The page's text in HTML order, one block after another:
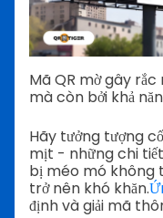
Mã QR mờ gây
mà còn bởi khả
Hãy tưởng tượng
mịt - những chi
bị méo mó không
trở nên khó khăn.
định và giải mã